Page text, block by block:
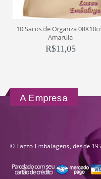
10 Sacos de Organza
Amarula
R$11,05
A Empresa
© Lazzo Embalagens, desde